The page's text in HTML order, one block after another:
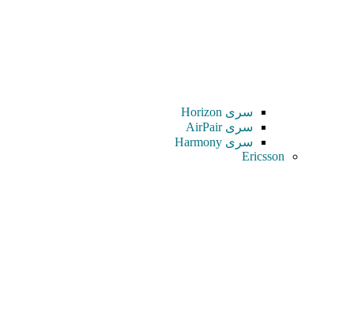
سری Horizon
سری AirPair
سری Harmony
Ericsson